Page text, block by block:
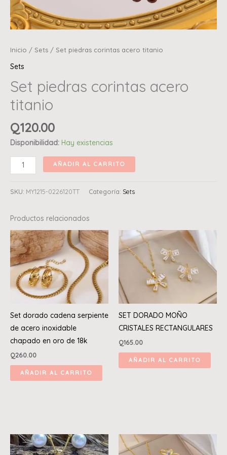
Inicio / Sets / Set piedras corintas acero titanio
Sets
Set piedras corintas acero
titanio
Q120.00
Disponibilidad: Hay existencias
AÑADIR AL CARRITO
SKU: MY1215-0226120TT Categoría: Sets
Productos relacionados
Set dorado cadena serpiente
de acero inoxidable
chapado en oro de 18k
Q260.00
AÑADIR AL CARRITO
SET DORADO MOÑO
CRISTALES RECTANGULARES
Q165.00
AÑADIR AL CARRITO